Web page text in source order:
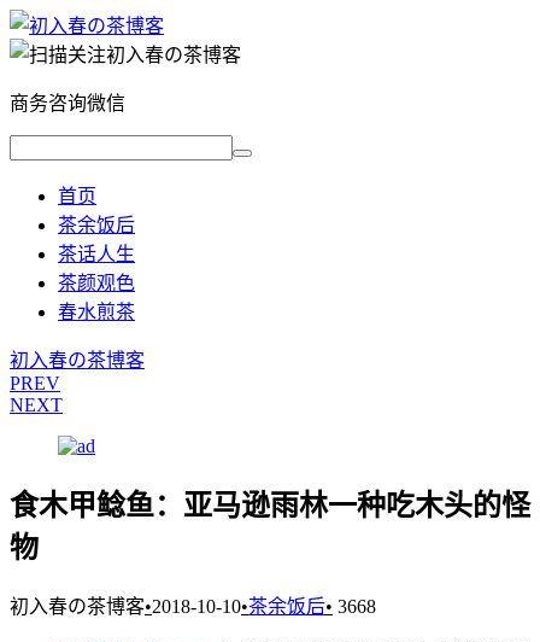
商务咨询微信
首页
茶余饭后
茶话人生
茶颜观色
春水煎茶
初入春の茶博客
PREV
NEXT
食木甲鲶鱼：亚马逊雨林一种吃木头的怪
物
初入春の茶博客•2018-10-10•茶余饭后• 3668